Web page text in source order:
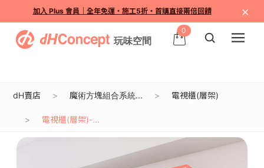
加入 Plus 會員｜全年免運・施工5折・首購直接兩倍回饋 ×
0
dH賣店 魔術方塊組合系統... 電視櫃(層架)
電視櫃(層架)-...